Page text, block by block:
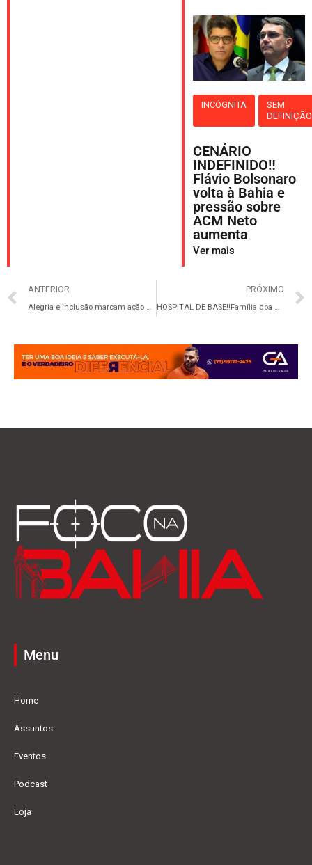
INCÓGNITA
SEM
DEFINIÇÃO
CENÁRIO
INDEFINIDO‼️
Flávio Bolsonaro
volta à Bahia e
pressão sobre
ACM Neto
aumenta
Ver mais
ANTERIOR
Alegria e inclusão marcam ação de Manoel Porfírio no Dia das Crianças em Itabuna
PRÓXIMO
HOSPITAL DE BASE‼️Família doa múltiplos órgãos e leva esperança a pacientes em Itabuna
Menu
Home
Assuntos
Eventos
Podcast
Loja